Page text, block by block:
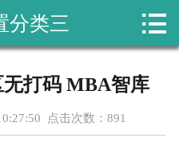

分类三 
打码 MBA智库
点击次数： 891